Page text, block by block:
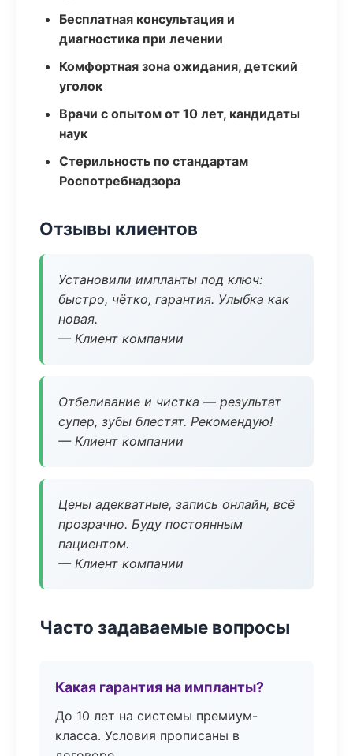
Бесплатная консультация и
диагностика при лечении
Комфортная зона ожидания, детский
уголок
Врачи с опытом от 10 лет, кандидаты
наук
Стерильность по стандартам
Роспотребнадзора
Отзывы клиентов
Установили импланты под ключ:
быстро, чётко, гарантия. Улыбка как
новая.
— Клиент компании
Отбеливание и чистка — результат
супер, зубы блестят. Рекомендую!
— Клиент компании
Цены адекватные, запись онлайн, всё
прозрачно. Буду постоянным
пациентом.
— Клиент компании
Часто задаваемые вопросы
Какая гарантия на импланты?
До 10 лет на системы премиум-
класса. Условия прописаны в